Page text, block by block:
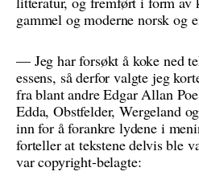
gammel og moderne norsk og
— Jeg har forsøkt å koke ned
essens, så derfor valgte jeg
fra blant andre Edgar Allan
Edda, Obstfelder, Wergeland
inn for å forankre lydene i
forteller at tekstene delvis ble
var copyright-belagte: